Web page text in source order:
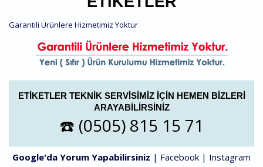
Garantili Ürünlere Hizmetimiz Yoktur
ETIKETLER TEKNIK SERVISIMIZ IÇIN HEMEN BIZLERI
ARAYABILIRSINIZ
☎️ (0505) 815 15 71
Google'da Yorum Yapabilirsiniz | Facebook | Instagram